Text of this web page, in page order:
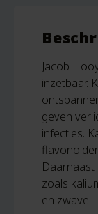
Jacob
inzetbaar.
geven
infecties.
Daarnaast
zoals
en zwavel.